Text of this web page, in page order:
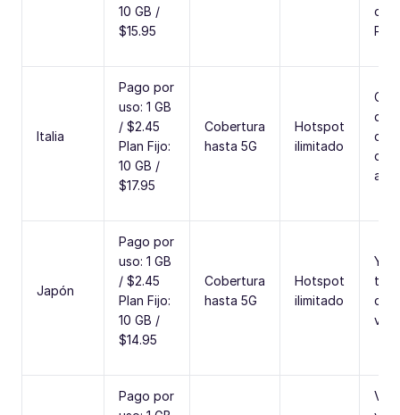
10 GB /
$15.95
o
Italia
Pago por
uso: 1 GB
/ $2.45
Plan Fijo:
10 GB /
$17.95
Cobertura
hasta 5G
Hotspot
ilimitado
Japón
Pago por
uso: 1 GB
/ $2.45
Plan Fijo:
10 GB /
$14.95
Cobertura
hasta 5G
Hotspot
ilimitado
Pago por